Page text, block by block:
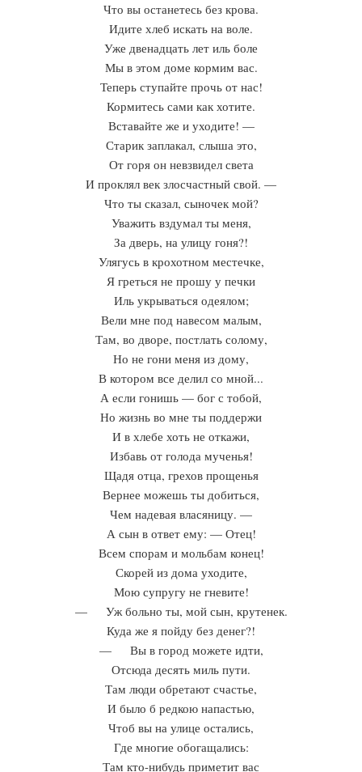
Что вы останетесь без крова.
Идите хлеб искать на воле.
Уже двенадцать лет иль боле
Мы в этом доме кормим вас.
Теперь ступайте прочь от нас!
Кормитесь сами как хотите.
Вставайте же и уходите! —
Старик заплакал, слыша это,
От горя он невзвидел света
И проклял век злосчастный свой. —
Что ты сказал, сыночек мой?
Уважить вздумал ты меня,
За дверь, на улицу гоня?!
Улягусь в крохотном местечке,
Я греться не прошу у печки
Иль укрываться одеялом;
Вели мне под навесом малым,
Там, во дворе, постлать солому,
Но не гони меня из дому,
В котором все делил со мной...
А если гонишь — бог с тобой,
Но жизнь во мне ты поддержи
И в хлебе хоть не откажи,
Избавь от голода мученья!
Щадя отца, грехов прощенья
Вернее можешь ты добиться,
Чем надевая власяницу. —
А сын в ответ ему: — Отец!
Всем спорам и мольбам конец!
Скорей из дома уходите,
Мою супругу не гневите!
— Уж больно ты, мой сын, крутенек.
Куда же я пойду без денег?!
— Вы в город можете идти,
Отсюда десять миль пути.
Там люди обретают счастье,
И было б редкою напастью,
Чтоб вы на улице остались,
Где многие обогащались:
Там кто-нибудь приметит вас